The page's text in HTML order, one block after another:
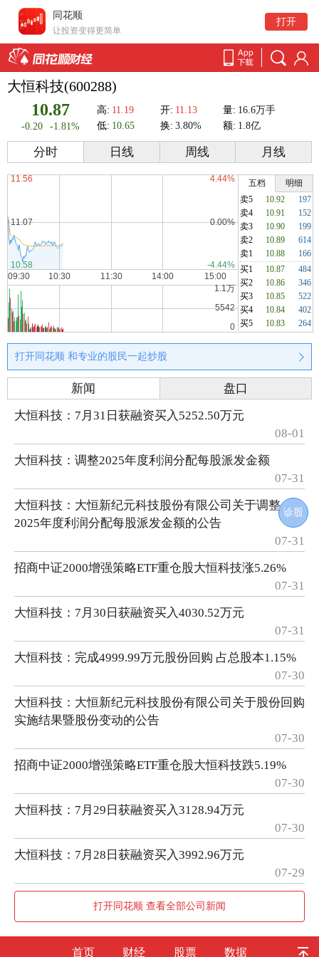
同花顺
让投资变得更简单
打开
大恒科技(600288)
10.87
-0.20 -1.81%
高: 11.19 开: 11.13 量: 16.6万手
低: 10.65 换: 3.80% 额: 1.8亿
分时 日线 周线 月线
五档
明细
卖5
10.92
197
卖4
10.91
152
卖3
10.90
199
卖2
10.89
614
卖1
10.88
166
买1
10.87
484
买2
10.86
346
买3
10.85
522
买4
10.84
402
买5
10.83 264
打开同花顺 和专业的股民一起炒股
诊股
新闻
盘口
大恒科技：7月31日获融资买入5252.50万元
08-01
大恒科技：调整2025年度利润分配每股派发金额
07-31
大恒科技：大恒新纪元科技股份有限公司关于调整
2025年度利润分配每股派发金额的公告
07-31
招商中证2000增强策略ETF重仓股大恒科技涨5.26%
07-31
大恒科技：7月30日获融资买入4030.52万元
07-31
大恒科技：完成4999.99万元股份回购 占总股本1.15%
07-30
大恒科技：大恒新纪元科技股份有限公司关于股份回购
实施结果暨股份变动的公告
07-30
招商中证2000增强策略ETF重仓股大恒科技跌5.19%
07-30
大恒科技：7月29日获融资买入3128.94万元
07-30
大恒科技：7月28日获融资买入3992.96万元
07-29
打开同花顺 查看全部公司新闻
首页 财经 股票 数据